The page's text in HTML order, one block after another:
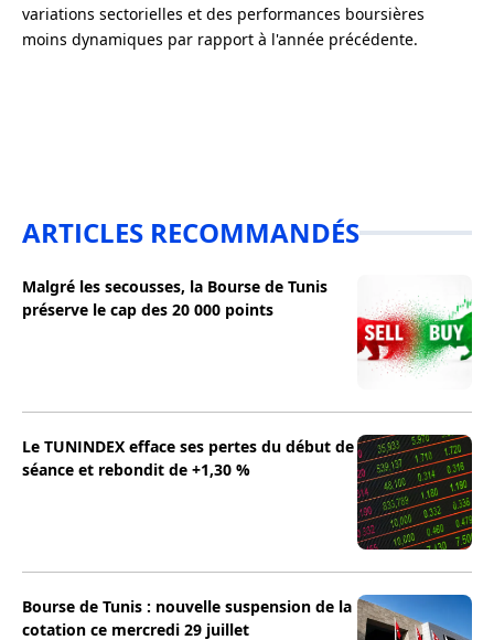
variations sectorielles et des performances boursières
moins dynamiques par rapport à l'année précédente.
ARTICLES RECOMMANDÉS
Malgré les secousses, la Bourse de Tunis
préserve le cap des 20 000 points
Le TUNINDEX efface ses pertes du début de
séance et rebondit de +1,30 %
Bourse de Tunis : nouvelle suspension de la
cotation ce mercredi 29 juillet